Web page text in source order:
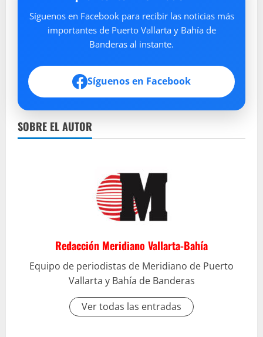
Síguenos en Facebook para recibir las noticias más
importantes de Puerto Vallarta y Bahía de
Banderas al instante.
Síguenos en Facebook
SOBRE EL AUTOR
Redacción Meridiano Vallarta-Bahía
Equipo de periodistas de Meridiano de Puerto
Vallarta y Bahía de Banderas
Ver todas las entradas